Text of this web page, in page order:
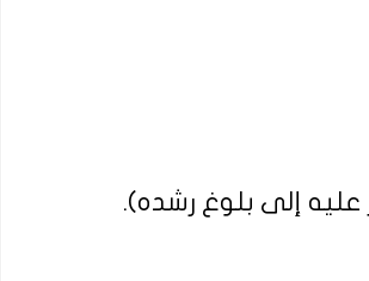
عليه إلى بلوغ رشده).